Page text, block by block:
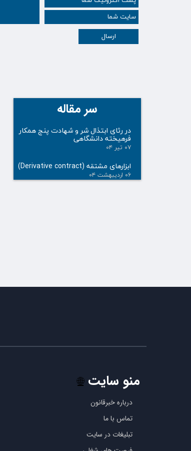
ارسال
سر مقاله
در رثای ابتذال شر و شهادت پنج همکار
فرهیخته دانشگاهی
۰۷ تیر ۰۴
ابزارهای مشتقه (Derivative contract)
۰۶ اردیبهشت ۰۴
درباره خبرقانون
تماس با ما
تبلیغات در سایت
منو سایت 🌐